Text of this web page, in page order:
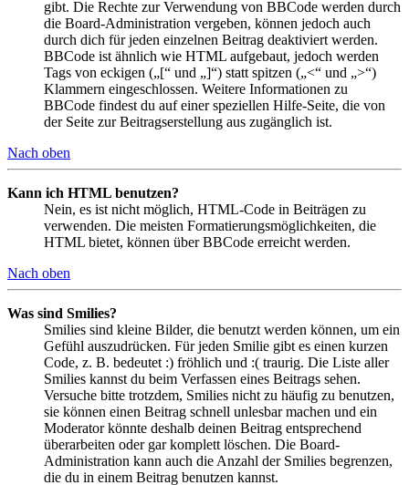
gibt. Die Rechte zur Verwendung von BBCode werden durch
die Board-Administration vergeben, können jedoch auch
durch dich für jeden einzelnen Beitrag deaktiviert werden.
BBCode ist ähnlich wie HTML aufgebaut, jedoch werden
Tags von eckigen („[“ und „]“) statt spitzen („<“ und „>“)
Klammern eingeschlossen. Weitere Informationen zu
BBCode findest du auf einer speziellen Hilfe-Seite, die von
der Seite zur Beitragserstellung aus zugänglich ist.
Nach oben
Kann ich HTML benutzen?
Nein, es ist nicht möglich, HTML-Code in Beiträgen zu
verwenden. Die meisten Formatierungsmöglichkeiten, die
HTML bietet, können über BBCode erreicht werden.
Nach oben
Was sind Smilies?
Smilies sind kleine Bilder, die benutzt werden können, um ein
Gefühl auszudrücken. Für jeden Smilie gibt es einen kurzen
Code, z. B. bedeutet :) fröhlich und :( traurig. Die Liste aller
Smilies kannst du beim Verfassen eines Beitrags sehen.
Versuche bitte trotzdem, Smilies nicht zu häufig zu benutzen,
sie können einen Beitrag schnell unlesbar machen und ein
Moderator könnte deshalb deinen Beitrag entsprechend
überarbeiten oder gar komplett löschen. Die Board-
Administration kann auch die Anzahl der Smilies begrenzen,
die du in einem Beitrag benutzen kannst.